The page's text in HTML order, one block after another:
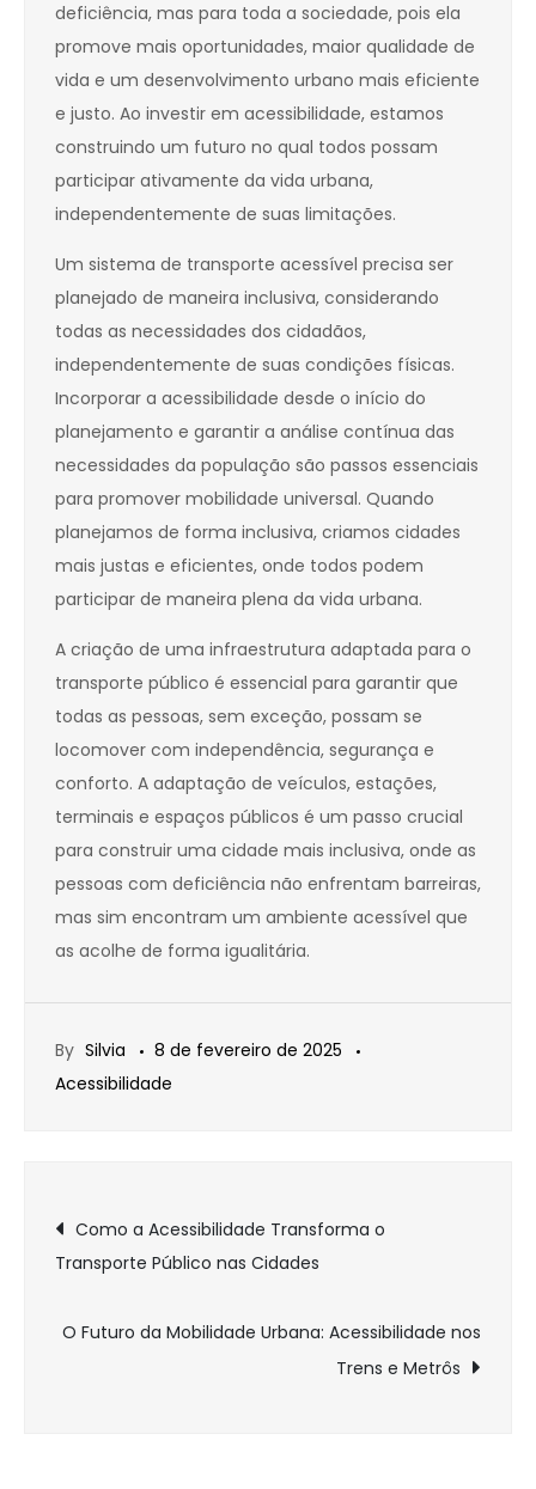
deficiência, mas para toda a sociedade, pois ela
promove mais oportunidades, maior qualidade de
vida e um desenvolvimento urbano mais eficiente
e justo. Ao investir em acessibilidade, estamos
construindo um futuro no qual todos possam
participar ativamente da vida urbana,
independentemente de suas limitações.
Um sistema de transporte acessível precisa ser
planejado de maneira inclusiva, considerando
todas as necessidades dos cidadãos,
independentemente de suas condições físicas.
Incorporar a acessibilidade desde o início do
planejamento e garantir a análise contínua das
necessidades da população são passos essenciais
para promover mobilidade universal. Quando
planejamos de forma inclusiva, criamos cidades
mais justas e eficientes, onde todos podem
participar de maneira plena da vida urbana.
A criação de uma infraestrutura adaptada para o
transporte público é essencial para garantir que
todas as pessoas, sem exceção, possam se
locomover com independência, segurança e
conforto. A adaptação de veículos, estações,
terminais e espaços públicos é um passo crucial
para construir uma cidade mais inclusiva, onde as
pessoas com deficiência não enfrentam barreiras,
mas sim encontram um ambiente acessível que
as acolhe de forma igualitária.
By Silvia
8 de fevereiro de 2025
Acessibilidade
Navegação
de
Post
Como a Acessibilidade Transforma o
Transporte Público nas Cidades
O Futuro da Mobilidade Urbana: Acessibilidade nos
Trens e Metrôs